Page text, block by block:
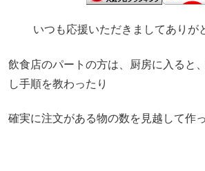
いつも応援いただきましてありが
飲食店のパートの方は、厨房に入ると
し手順を教わったり
確実に注文がある物の数を見越して作